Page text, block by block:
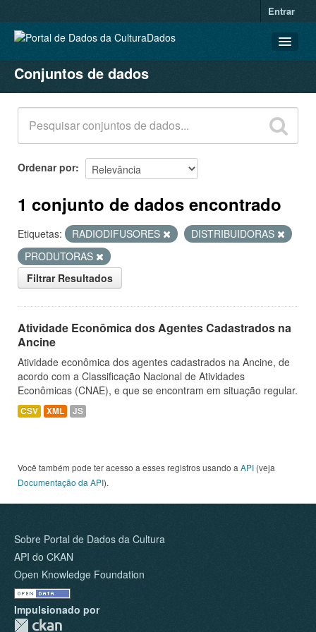
Entrar
CONJUNTOS DE DADOS
ORGANIZAÇÕES
GRUPOS
SOBRE
Conjuntos de dados
Ordenar por
1 conjunto de dados encontrado
Etiquetas: RADIODIFUSORES
DISTRIBUIDORAS
PRODUTORAS
Filtrar Resultados
Atividade Econômica dos Agentes Cadastrados na
Ancine
Atividade econômica dos agentes cadastrados na Ancine, de
acordo com a Classificação Nacional de Atividades
Econômicas (CNAE), e que se encontram em situação regular.
CSV XML JS
Você também pode ter acesso a esses registros usando a API (veja
Documentação da API).
Sobre Portal de Dados da Cultura
API do CKAN
Open Knowledge Foundation
Impulsionado por